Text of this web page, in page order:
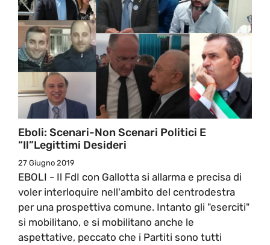
Eboli: Scenari-Non Scenari Politici E
“il”legittimi Desideri
27 Giugno 2019
EBOLI - Il FdI con Gallotta si allarma e precisa di
voler interloquire nell'ambito del centrodestra
per una prospettiva comune. Intanto gli "eserciti"
si mobilitano, e si mobilitano anche le
aspettative, peccato che i Partiti sono tutti